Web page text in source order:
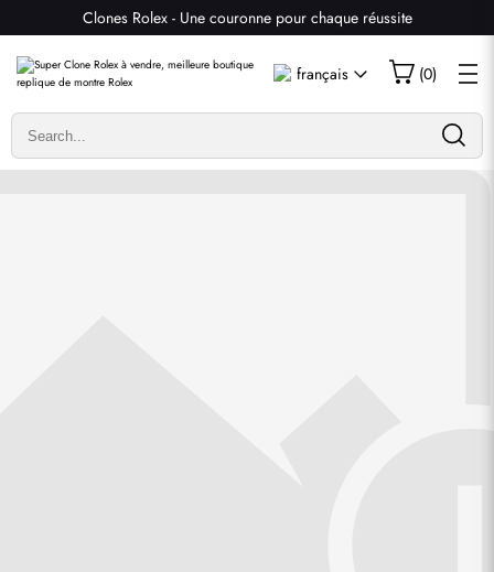
Clones Rolex - Une couronne pour chaque réussite
français (0)
Écrire un commentaire
Seuls les clients ayant acheté cet article sont autorisés à
laisser un commentaire.
Évaluation